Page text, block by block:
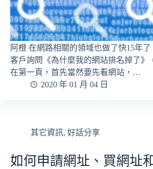
阿橙 在網路相關的領域也做了快15年
客戶詢問《為什麼我的網站排名掉了》
在第一頁，首先當然要先看網站，…
2020 年 01 月 04 日
其它資訊, 好話分享
如何申請網址、買網址